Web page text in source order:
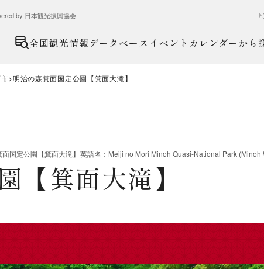
by 日本観光振興協会
全国観光情報データベース イベントカレンダーから
明治の森箕面国定公園【箕面大滝】
国定公園【箕面大滝】 英語名 ： Meiji no Mori Minoh Quasi-National Park (Minoh
【箕面大滝】